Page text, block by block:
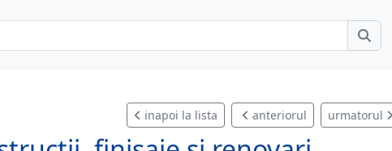
inapoi la lista anteriorul urmatorul